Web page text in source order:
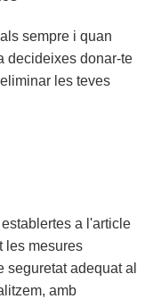
sempre i quan
decideixes donar-te
les teves
a l'article
les mesures
seguretat adequat al
amb